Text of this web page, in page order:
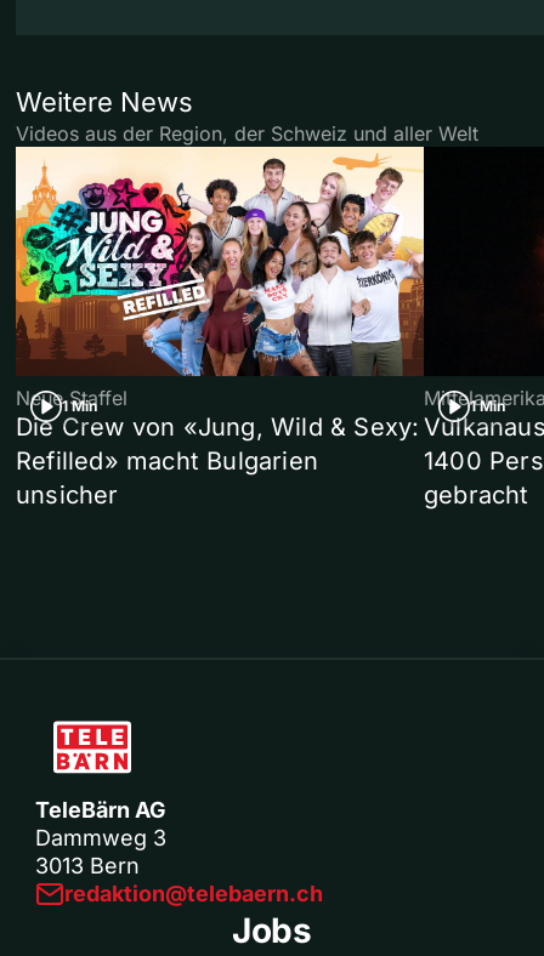
Weitere News
Videos aus der Region, der Schweiz und aller Welt
1 Min
Neue Staffel
Die Crew von «Jung, Wild & Sexy:
Refilled» macht Bulgarien
unsicher
1 Min
1400
gebracht
TeleBärn AG
Dammweg 3
3013 Bern
redaktion@telebaern.ch
Jobs